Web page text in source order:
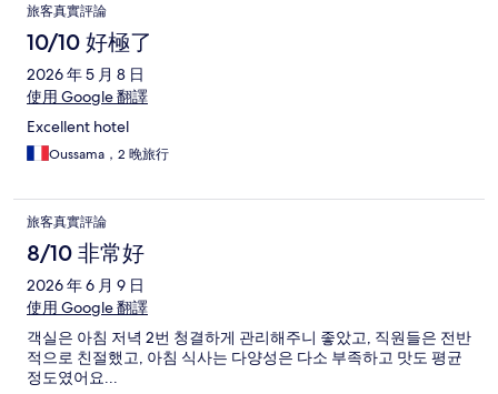
旅客真實評論
10/10 好極了
2026 年 5 月 8 日
使用 Google 翻譯
Excellent hotel
Oussama，2 晚旅行
旅客真實評論
8/10 非常好
2026 年 6 月 9 日
使用 Google 翻譯
객실은 아침 저녁 2번 청결하게 관리해주니 좋았고, 직원들은 전반
적으로 친절했고, 아침 식사는 다양성은 다소 부족하고 맛도 평균
정도였어요...